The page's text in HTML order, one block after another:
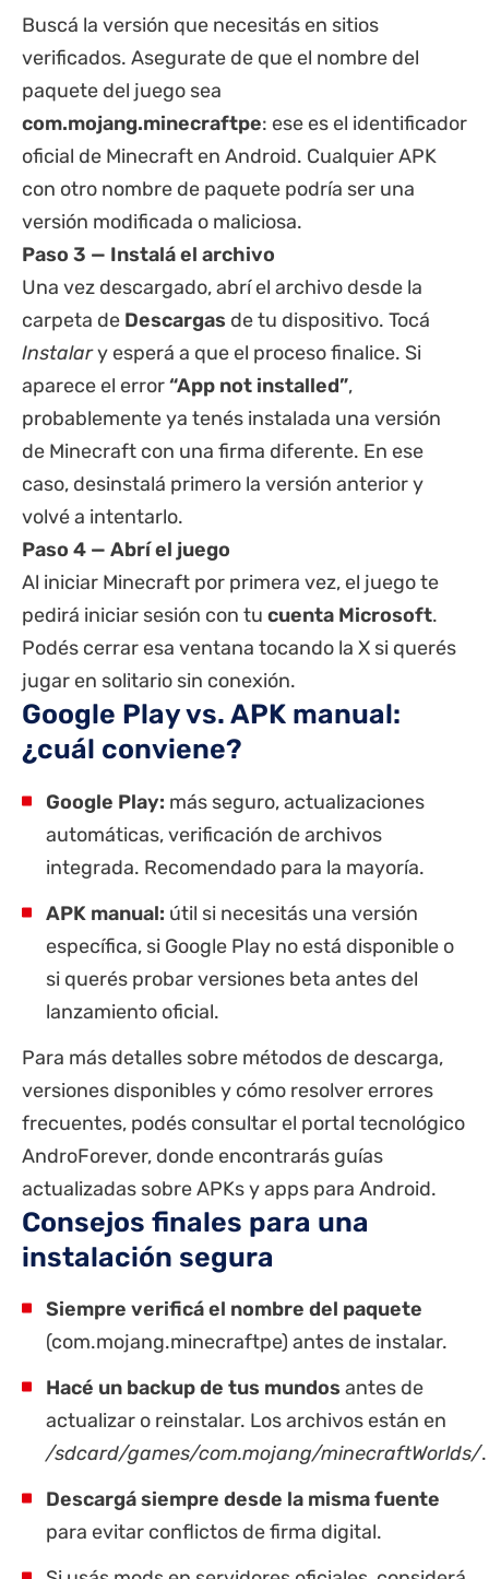
Buscá la versión que necesitás en sitios
verificados. Asegurate de que el nombre del
paquete del juego sea
com.mojang.minecraftpe: ese es el identificador
oficial de Minecraft en Android. Cualquier APK
con otro nombre de paquete podría ser una
versión modificada o maliciosa.
Paso 3 — Instalá el archivo
Una vez descargado, abrí el archivo desde la
carpeta de Descargas de tu dispositivo. Tocá
Instalary esperá a que el proceso finalice. Si
aparece el error“App not installed”,
probablemente ya tenés instalada una versión
de Minecraft con una firma diferente. En ese
caso, desinstalá primero la versión anterior y
volvé a intentarlo.
Paso 4 — Abrí el juego
Al iniciar Minecraft por primera vez, el juego te
pedirá iniciar sesión con tu cuenta Microsoft.
Podés cerrar esa ventana tocando la X si querés
jugar en solitario sin conexión.
Google Play vs. APK manual:
¿cuál conviene?
Google Play: más seguro, actualizaciones
automáticas, verificación de archivos
integrada. Recomendado para la mayoría.
APK manual: útil si necesitás una versión
específica, si Google Play no está disponible o
si querés probar versiones beta antes del
lanzamiento oficial.
Para más detalles sobre métodos de descarga,
versiones disponibles y cómo resolver errores
frecuentes, podés consultar el portal tecnológico
AndroForever, donde encontrarás guías
actualizadas sobre APKs y apps para Android.
Consejos finales para una
instalación segura
Siempre verificá el nombre del paquete
(com.mojang.minecraftpe) antes de instalar.
Hacé un backup de tus mundos antes de
actualizar o reinstalar. Los archivos están en
/sdcard/games/com.mojang/minecraftWorlds/.
Descargá siempre desde la misma fuente
para evitar conflictos de firma digital.